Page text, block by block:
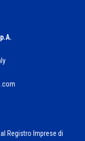
Registro Imprese di